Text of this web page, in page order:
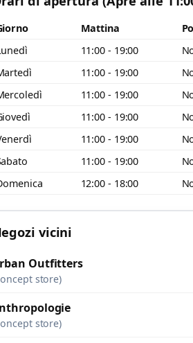
Mattina
11:00 - 19:00
11:00 - 19:00
11:00 - 19:00
11:00 - 19:00
11:00 - 19:00
11:00 - 19:00
12:00 - 18:00
vicini
Outfitters
store)
store)